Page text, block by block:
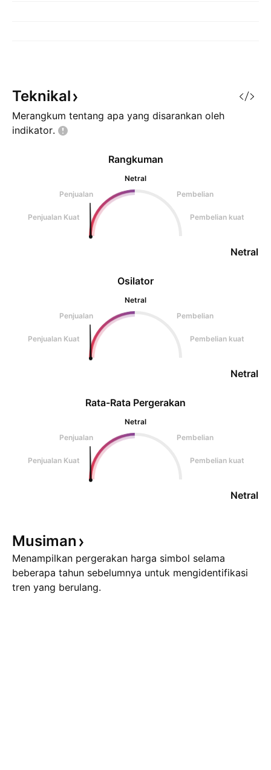
Teknikal
Merangkum tentang apa yang disarankan oleh
indikator.
Osilator
Netral
Penjualan
Pembelian
Penjualan Kuat Pembelian kuat
Netral
Rangkuman
Netral
Penjualan
Pembelian
Penjualan Kuat Pembelian kuat
Netral
Rata-Rata Pergerakan
Netral
Penjualan
Pembelian
Penjualan Kuat Pembelian kuat
Netral
Musiman
Menampilkan pergerakan harga simbol selama
beberapa tahun sebelumnya untuk mengidentifikasi
tren yang berulang.